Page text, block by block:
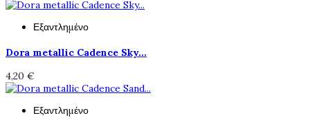
Εξαντλημένο
Dora metallic Cadence Sky...
4,20 €
Εξαντλημένο